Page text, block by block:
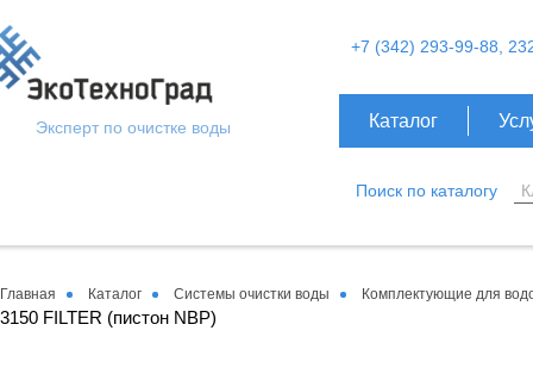
Эксперт по очистке воды
+7 (342) 293-99-88,
Каталог
Поиск по каталогу
Главная Каталог Системы очистки воды Комплектующие для
3150 FILTER (пистон NBP)